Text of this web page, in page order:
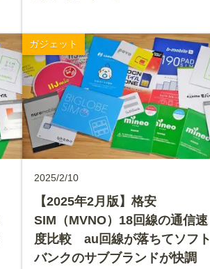
ガジェット
2025/2/10
【2025年2月版】格安
SIM（MVNO）18回線の通信速
度比較 au回線が落ちてソフト
バンクのサブブランドが快調